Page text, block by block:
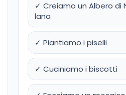
✓ Creiamo un Albero di
lana
✓ Piantiamo i piselli
✓ Cuciniamo i biscotti